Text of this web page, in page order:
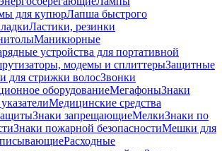
для купюрЛапша быстрого
Ластики, резинки
Маникюрные
устройства для портативной
модемы и сплиттерыЗащитные
для стрижки волосЗвонки
оборудованиеМегафоныЗнаки
Медицинские средства
Знаки запрещающиеМелкиЗнаки по
Знаки пожарной безопасностиМешки для
Расходные